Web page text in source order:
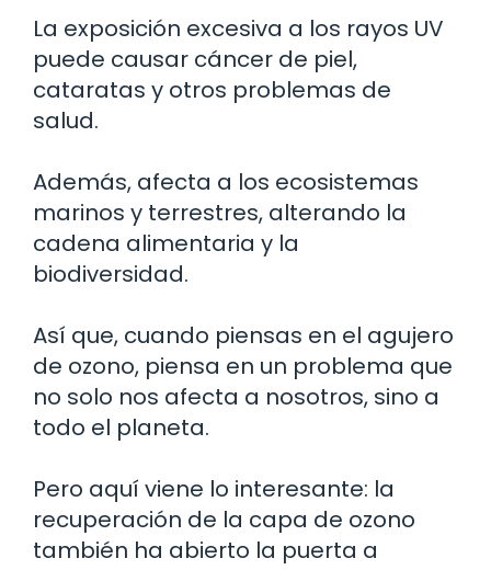
La exposición excesiva a los rayos UV
puede causar cáncer de piel,
cataratas y otros problemas de
salud.
Además, afecta a los ecosistemas
marinos y terrestres, alterando la
cadena alimentaria y la
biodiversidad.
Así que, cuando piensas en el agujero
de ozono, piensa en un problema que
no solo nos afecta a nosotros, sino a
todo el planeta.
Pero aquí viene lo interesante: la
recuperación de la capa de ozono
también ha abierto la puerta a